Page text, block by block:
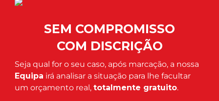
SEM COMPROMISSO
COM DISCRIÇÃO
Seja qual for o seu caso, após marcação, a nossa
Equipa irá analisar a situação para lhe facultar
um orçamento real, totalmente gratuito.